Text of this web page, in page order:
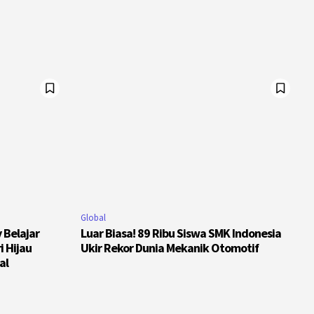
Belajar
Hijau
Global
Luar Biasa! 89 Ribu Siswa SMK Indonesia
Ukir Rekor Dunia Mekanik Otomotif